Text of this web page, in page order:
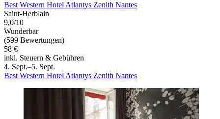
Best Western Hotel Atlantys Zenith Nantes
Saint-Herblain
9,0/10
Wunderbar
(599 Bewertungen)
58 €
inkl. Steuern & Gebühren
4. Sept.–5. Sept.
Best Western Hotel Atlantys Zenith Nantes